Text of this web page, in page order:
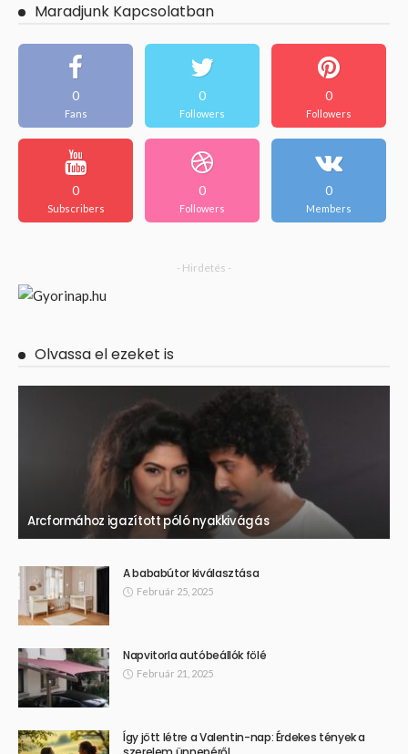
Maradjunk Kapcsolatban
0
Fans
0
Followers
0
Followers
0
Subscribers
0
Followers
0
Members
- Hirdetés -
Olvassa el ezeket is
Arcformához igazított póló nyakkivágás
A bababútor kiválasztása
Február 25, 2025
Napvitorla autóbeállók fölé
Február 21, 2025
Így jött létre a Valentin-nap: Érdekes tények a